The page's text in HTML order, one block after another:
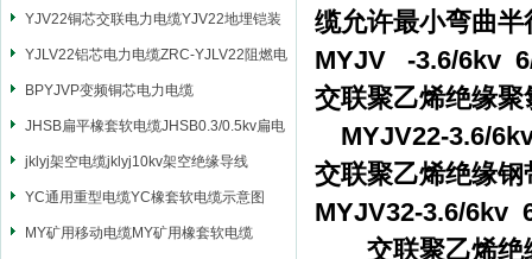
YJV22铜芯交联电力电缆YJV22地埋铠装
电源电缆
YJLV22铝芯电力电缆ZRC-YJLV22阻燃电
力电缆
BPYJVP变频铜芯电力电缆
JHSB扁平橡套软电缆JHSB0.3/0.5kv扁电
缆
jklyj架空电缆jklyj10kv架空绝缘导线
YC通用重型电缆YC橡套软电缆示意图
MY矿用移动电缆MY矿用橡套软电缆
缆允许最小弯曲
MYJV -3.6/6kv
交联聚乙烯绝缘
MYJV22-3.6/
交联聚乙烯绝缘
MYJV32-3.6/6kv
交联聚乙烯绝缘